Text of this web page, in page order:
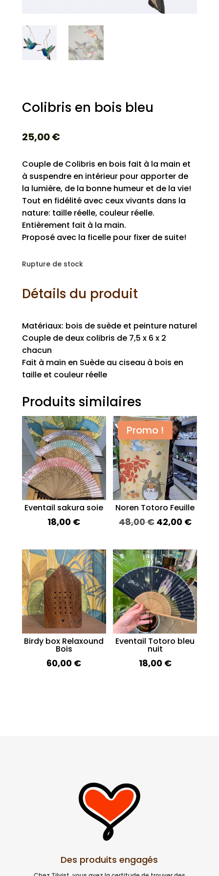
Colibris en bois bleu
25,00€
Couple de Colibris en bois fait à la main et
à suspendre en intérieur pour apporter de
la lumière, de la bonne humeur et de la vie!
Tout en fidélité avec ceux vivants dans la
nature: taille réelle, couleur réelle.
Entièrement fait à la main.
Proposé avec la ficelle pour fixer de suite!
Rupture de stock
Détails du produit
Matériaux: bois de suède et peinture naturel
Couple de deux colibris de 7,5 x 6 x 2
chacun
Fait à main en Suède au ciseau à bois en
taille et couleur réelle
Produits similaires
Eventail sakura soie
18,00 €
Promo !
Noren Totoro Feuille
48,00€ Le
initial
était :
48,00 €.
42,00 €Le
est :
Birdy box Relaxound
Bois
60,00 €
Eventail Totoro bleu
nuit
18,00 €
Des produits engagés